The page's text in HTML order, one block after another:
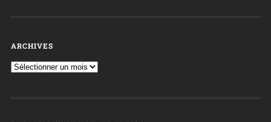
ARCHIVES